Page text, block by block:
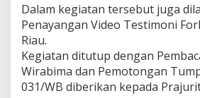
Dalam kegiatan tersebut juga
Penayangan Video Testimoni
Riau.
Kegiatan ditutup dengan
Wirabima dan Pemotongan
031/WB diberikan kepada